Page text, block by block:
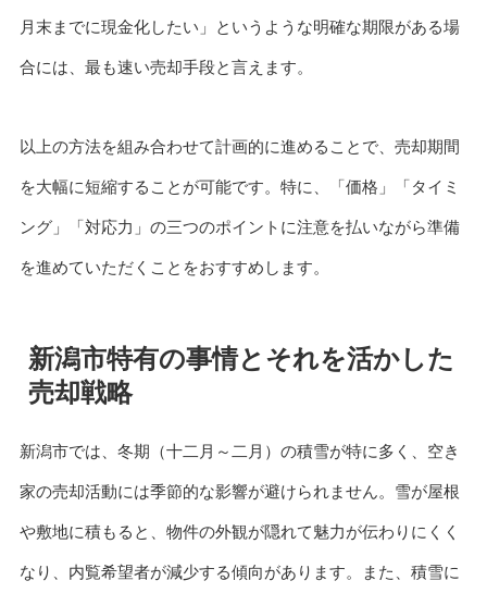
月末までに現金化したい」というような明確な期限がある場
合には、最も速い売却手段と言えます。
以上の方法を組み合わせて計画的に進めることで、売却期間
を大幅に短縮することが可能です。特に、「価格」「タイミ
ング」「対応力」の三つのポイントに注意を払いながら準備
を進めていただくことをおすすめします。
新潟市特有の事情とそれを活かした
売却戦略
新潟市では、冬期（十二月～二月）の積雪が特に多く、空き
家の売却活動には季節的な影響が避けられません。雪が屋根
や敷地に積もると、物件の外観が隠れて魅力が伝わりにくく
なり、内覧希望者が減少する傾向があります。また、積雪に